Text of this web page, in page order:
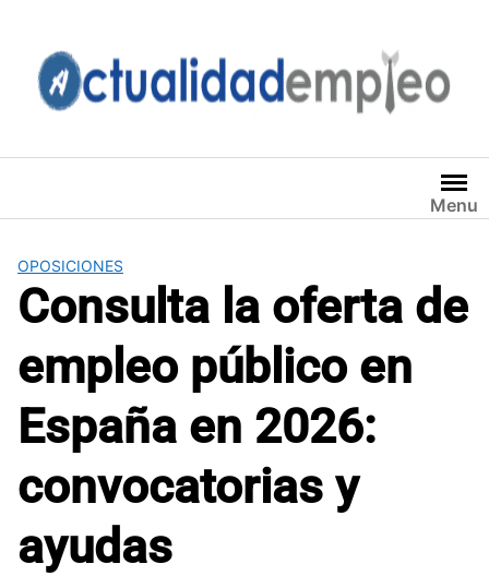
contenido
Menu
OPOSICIONES
Consulta la oferta de
empleo público en
España en 2026:
convocatorias y
ayudas